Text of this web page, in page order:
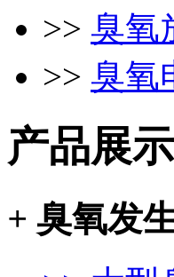
>> 臭氧
>> 臭氧
产品展示
+ 臭氧发